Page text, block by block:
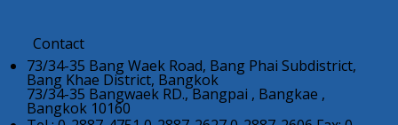
Contact
73/34-35 Bang Waek Road, Bang Phai Subdistrict,
Bang Khae District, Bangkok
73/34-35 Bangwaek RD., Bangpai , Bangkae ,
Bangkok 10160